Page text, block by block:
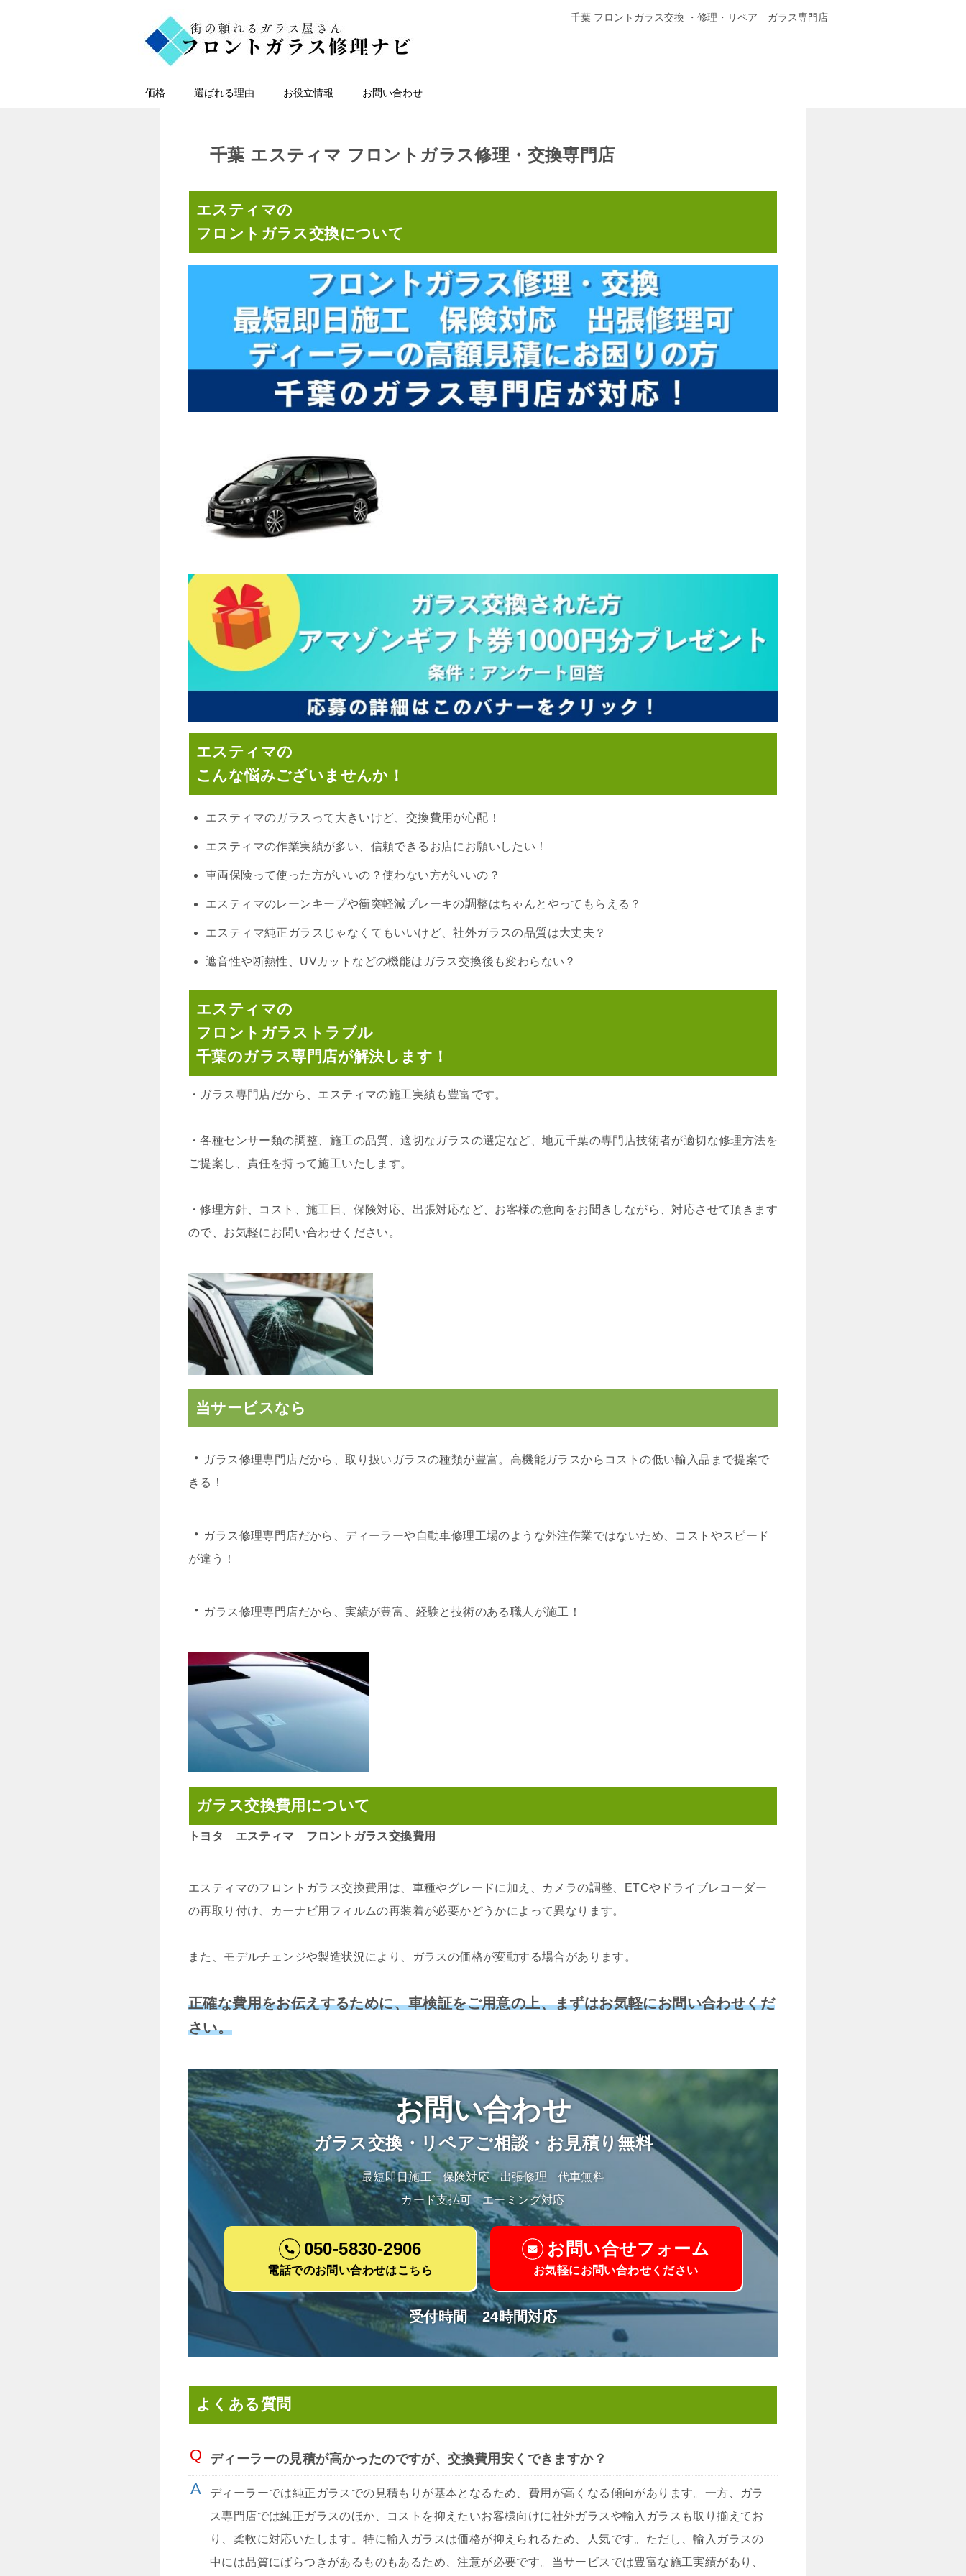
千葉 フロントガラス交換 ・修理・リペア ガラス専門店
価格 選ばれる理由 お役立情報 お問い合わせ
千葉 エスティマ フロントガラス修理・交換専門店
エスティマの
フロントガラス交換について
エスティマの
こんな悩みございませんか！
エスティマのガラスって大きいけど、交換費用が心配！
エスティマの作業実績が多い、信頼できるお店にお願いしたい！
車両保険って使った方がいいの？使わない方がいいの？
エスティマのレーンキープや衝突軽減ブレーキの調整はちゃんとやってもらえる？
エスティマ純正ガラスじゃなくてもいいけど、社外ガラスの品質は大丈夫？
遮音性や断熱性、UVカットなどの機能はガラス交換後も変わらない？
エスティマの
フロントガラストラブル
千葉のガラス専門店が解決します！
・ ガラス専門店だから、エスティマの施工実績も豊富です。
・各種センサー類の調整、施工の品質、適切なガラスの選定など、地元千葉の専門店技術者が適切な修理方法を
ご提案し、責任を持って施工いたします。
・修理方針、コスト、施工日、保険対応、出張対応など、お客様の意向をお聞きしながら、対応させて頂きます
ので、お気軽にお問い合わせください。
当サービスなら
・ ガラス修理専門店だから、取り扱いガラスの種類が豊富。高機能ガラスからコストの低い輸入品まで提案で
きる！
・ ガラス修理専門店だから、ディーラーや自動車修理工場のような外注作業ではないため、コストやスピード
が違う！
・ ガラス修理専門店だから、実績が豊富、経験と技術のある職人が施工！
ガラス交換費用について
トヨタ エスティマ フロントガラス交換費用
エスティマのフロントガラス交換費用は、車種やグレードに加え、カメラの調整、ETCやドライブレコーダー
の再取り付け、カーナビ用フィルムの再装着が必要かどうかによって異なります。
また、モデルチェンジや製造状況により、ガラスの価格が変動する場合があります。
正確な費用をお伝えするために、車検証をご用意の上、まずはお気軽にお問い合わせくだ
さい。
お問い合わせ
ガラス交換・リペアご相談・お見積り無料
最短即日施工 保険対応 出張修理
代車無料
カード支払可
エーミング対応
050-5830-2906
電話でのお問い合わせはこちら
お問い合せフォーム
お気軽にお問い合わせください
受付時間 24時間対応
よくある質問
ディーラーの見積が高かったのですが、交換費用安くできますか？
ディーラーでは純正ガラスでの見積もりが基本となるため、費用が高くなる傾向があります。一方、ガラ
ス専門店では純正ガラスのほか、コストを抑えたいお客様向けに社外ガラスや輸入ガラスも取り揃えてお
り、柔軟に対応いたします。特に輸入ガラスは価格が抑えられるため、人気です。ただし、輸入ガラスの
中には品質にばらつきがあるものもあるため、注意が必要です。当サービスでは豊富な施工実績があり、